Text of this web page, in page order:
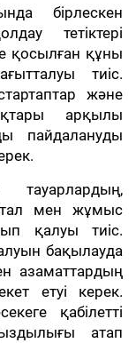
бірлескен
тетіктері
қосылған құны
тиіс.
және
арқылы
пайдалануды
мен жұмыс
қалуы тиіс.
бақылауда
азаматтардың
етуі керек.
қабілетті
атап